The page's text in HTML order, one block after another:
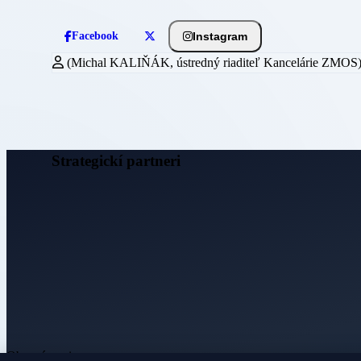
Facebook Instagram
(Michal KALIŇÁK, ústredný riaditeľ Kancelárie ZMOS)
Strategickí partneri
Obecné noviny